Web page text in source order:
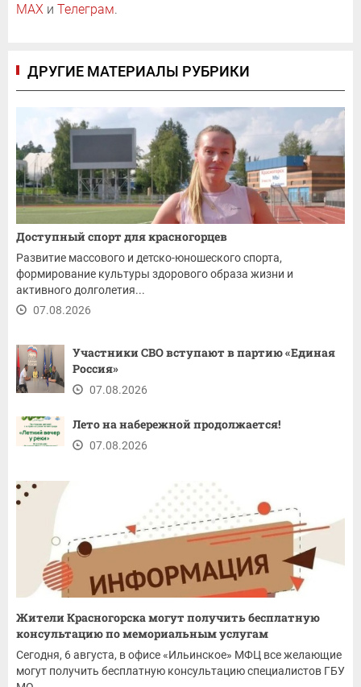
MAX и Телеграм.
ДРУГИЕ МАТЕРИАЛЫ РУБРИКИ
Доступный спорт для красногорцев
Развитие массового и детско-юношеского спорта,
формирование культуры здорового образа жизни и
активного долголетия...
07.08.2026
Участники СВО вступают в партию «Единая
Россия»
07.08.2026
Лето на набережной продолжается!
07.08.2026
Жители Красногорска могут получить бесплатную
консультацию по мемориальным услугам
Сегодня, 6 августа, в офисе «Ильинское» МФЦ все желающие
могут получить бесплатную консультацию специалистов ГБУ